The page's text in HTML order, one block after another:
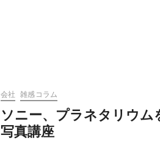
会社 雑感コラム
ソニー、プラネタリウム
写真講座